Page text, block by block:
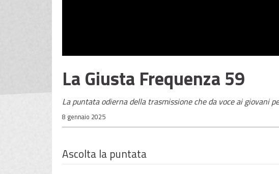
La Giusta Frequenza 59
La puntata odierna della trasmissione che da voce ai giovani
8 gennaio 2025
Ascolta la puntata